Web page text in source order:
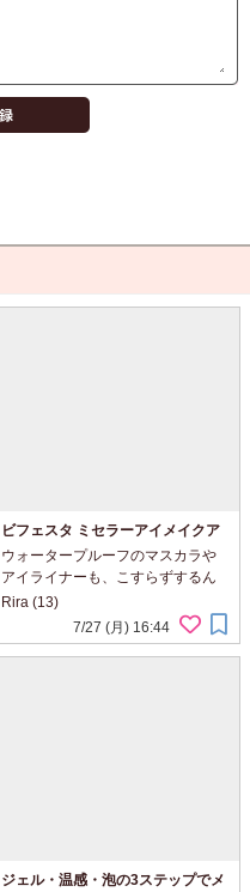
ビフェスタ ミセラーアイメイクア
ップリムーバー
ウォータープルーフのマスカラや
アイライナーも、こすらずするん
と落としやすいポイントメイクリ
ムーバーです。 2層タイプなの
で、使用前によく振ってからコッ
Rira (13)
7/27 (月) 16:44
ジェル・温感・泡の3ステップでメ